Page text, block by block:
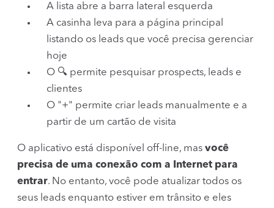
A lista abre a barra lateral esquerda
A casinha leva para a página principal
listando os leads que você precisa gerenciar
hoje
O 🔍 permite pesquisar prospects, leads e
clientes
O "+" permite criar leads manualmente e a
partir de um cartão de visita
O aplicativo está disponível off-line, mas você
precisa de uma conexão com a Internet para
entrar. No entanto, você pode atualizar todos os
seus leads enquanto estiver em trânsito e eles